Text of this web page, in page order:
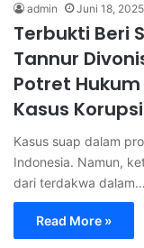
admin Juni 18, 2025
Terbukti Beri
Tannur
Potret
Kasus Korupsi
Kasus suap dalam
Indonesia. Namun,
dari terdakwa dalam…
Read More »